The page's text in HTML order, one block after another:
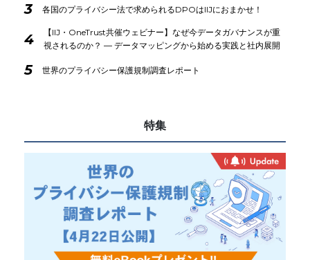
3 各国のプライバシー法で求められるDPOはIIJにおまかせ！
4
【IIJ・OneTrust共催ウェビナー】なぜ今データガバナンスが重
視されるのか？ ― データマッピングから始める実践と社内展開
5 世界のプライバシー保護規制調査レポート
特集